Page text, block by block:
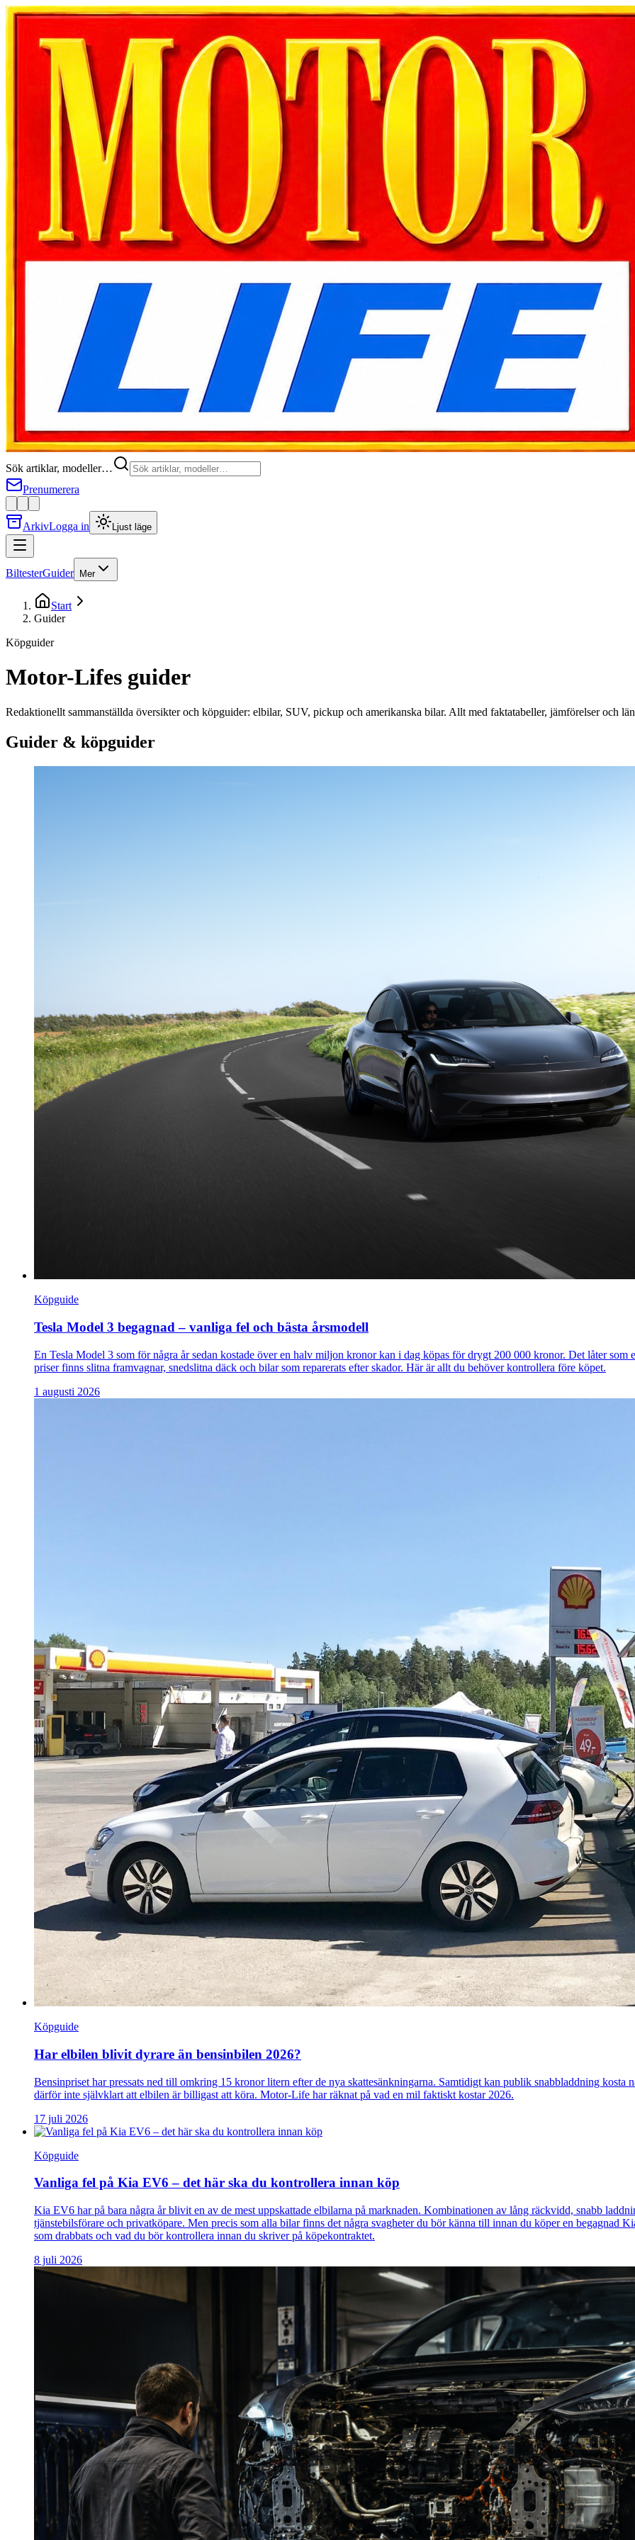
Sök artiklar, modeller…
Prenumerera
ArkivLogga in Ljust läge
BiltesterGuider Mer
Start
Guider
Köpguider
Motor-Lifes guider
Redaktionellt sammanställda översikter och köpguider: elbilar, SUV, pickup och amerikanska bilar. Allt med faktatabeller, jämförelser och
Guider & köpguider
Köpguide
Tesla Model 3 begagnad – vanliga fel och bästa årsmodell
En Tesla Model 3 som för några år sedan kostade över en halv miljon kronor kan i dag köpas för drygt 200 000 kronor. Det låter som
priser finns slitna framvagnar, snedslitna däck och bilar som reparerats efter skador. Här är allt du behöver kontrollera före köpet.
1 augusti 2026
Köpguide
Har elbilen blivit dyrare än bensinbilen 2026?
Bensinpriset har pressats ned till omkring 15 kronor litern efter de nya skattesänkningarna. Samtidigt kan publik snabbladdning
därför inte självklart att elbilen är billigast att köra. Motor-Life har räknat på vad en mil faktiskt kostar 2026.
17 juli 2026
Köpguide
Vanliga fel på Kia EV6 – det här ska du kontrollera innan köp
Kia EV6 har på bara några år blivit en av de mest uppskattade elbilarna på marknaden. Kombinationen av lång räckvidd, snabb
tjänstebilsförare och privatköpare. Men precis som alla bilar finns det några svagheter du bör känna till innan du köper en begagnad
som drabbats och vad du bör kontrollera innan du skriver på köpekontraktet.
8 juli 2026